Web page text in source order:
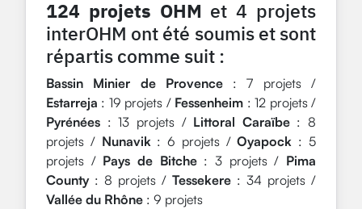
124 projets OHM et 4 projets
interOHM ont été soumis et sont
répartis comme suit :
Bassin Minier de Provence: 7 projets /
Estarreja : 19 projets / Fessenheim : 12 projets /
Pyrénées : 13 projets / Littoral Caraïbe: 8
projets / Nunavik: 6 projets /Oyapock : 5
projets / Pays de Bitche: 3 projets / Pima
County: 8 projets / Tessekere : 34 projets /
Vallée du Rhône : 9 projets